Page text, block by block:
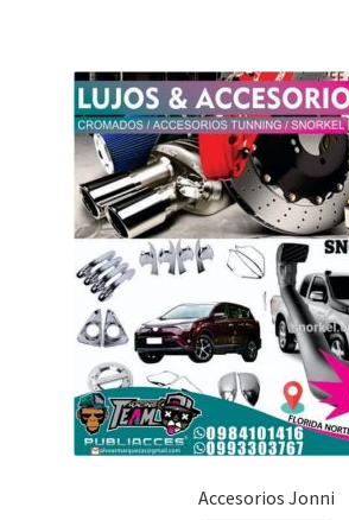
Accesorios Jonni